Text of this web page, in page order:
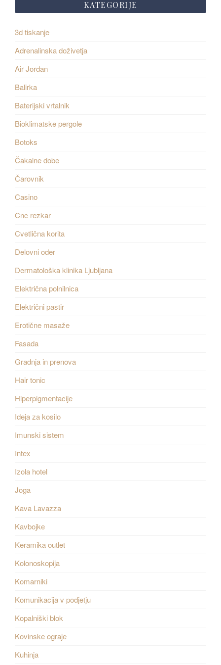
KATEGORIJE
3d tiskanje
Adrenalinska doživetja
Air Jordan
Balirka
Baterijski vrtalnik
Bioklimatske pergole
Botoks
Čakalne dobe
Čarovnik
Casino
Cnc rezkar
Cvetlična korita
Delovni oder
Dermatološka klinika Ljubljana
Električna polnilnica
Električni pastir
Erotične masaže
Fasada
Gradnja in prenova
Hair tonic
Hiperpigmentacije
Ideja za kosilo
Imunski sistem
Intex
Izola hotel
Joga
Kava Lavazza
Kavbojke
Keramika outlet
Kolonoskopija
Komarniki
Komunikacija v podjetju
Kopalniški blok
Kovinske ograje
Kuhinja